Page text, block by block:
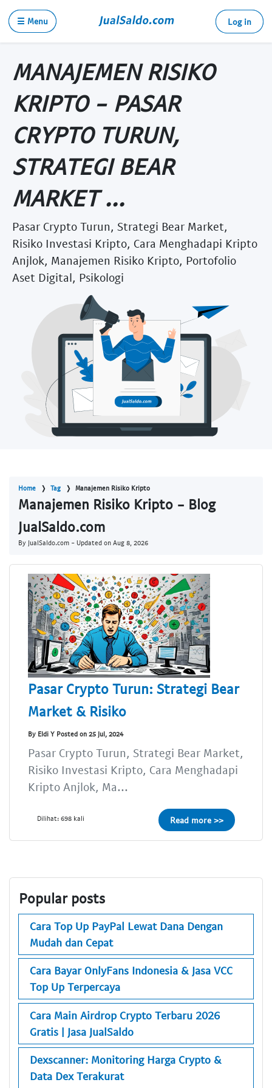
☰ Menu Log in
MANAJEMEN RISIKO
KRIPTO - PASAR
CRYPTO TURUN,
STRATEGI BEAR
MARKET ...
Pasar Crypto Turun, Strategi Bear Market,
Risiko Investasi Kripto, Cara Menghadapi Kripto
Anjlok, Manajemen Risiko Kripto, Portofolio
Aset Digital, Psikologi
Home Tag Manajemen Risiko Kripto
Manajemen Risiko Kripto - Blog
JualSaldo.com
By JualSaldo.com - Updated on Aug 8, 2026
Pasar Crypto Turun: Strategi Bear
Market & Risiko
By Eldi Y Posted on 25 Jul, 2024
Pasar Crypto Turun, Strategi Bear Market,
Risiko Investasi Kripto, Cara Menghadapi
Kripto Anjlok, Ma...
Dilihat: 698 kali Read more >>
Popular posts
Cara Top Up PayPal Lewat Dana Dengan
Mudah dan Cepat
Cara Bayar OnlyFans Indonesia & Jasa VCC
Top Up Terpercaya
Cara Main Airdrop Crypto Terbaru 2026
Gratis | Jasa JualSaldo
Dexscanner: Monitoring Harga Crypto &
Data Dex Terakurat